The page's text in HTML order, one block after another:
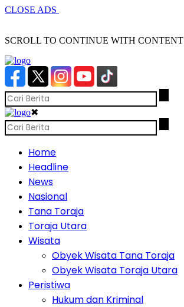
CLOSE ADS
SCROLL TO CONTINUE WITH CONTENT
✖
Home
Headline
News
Nasional
Tana Toraja
Toraja Utara
Wisata
Obyek Wisata Tana Toraja
Obyek Wisata Toraja Utara
Peristiwa
Hukum dan Kriminal